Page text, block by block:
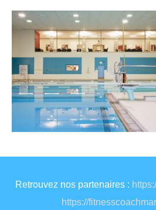
Retrouvez nos partenaires :
https://